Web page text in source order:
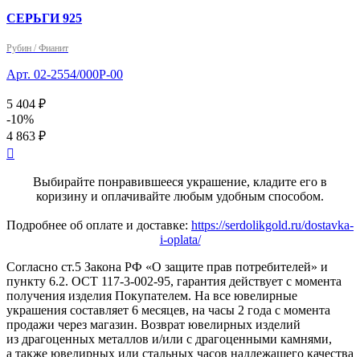
СЕРЬГИ 925
Рубин / Фианит
Арт. 02-2554/000Р-00
5 404 ₽
-10%
4 863 ₽

Выбирайте понравившееся украшение, кладите его в
коризину и оплачивайте любым удобным способом.
Подробнее об оплате и доставке: https://serdolikgold.ru/dostavka-
i-oplata/
Согласно ст.5 Закона РФ «О защите прав потребителей» и
пункту 6.2. ОСТ 117-3-002-95, гарантия действует с момента
получения изделия Покупателем. На все ювелирные
украшения составляет 6 месяцев, на часы 2 года с момента
продажи через магазин. Возврат ювелирных изделий
из драгоценных металлов и/или с драгоценными камнями,
а также ювелирных или стальных часов надлежащего качества